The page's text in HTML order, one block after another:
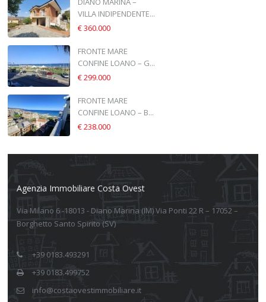
VILLA INDIPENDENTE...
€ 360.000
FRONTE MARE
CONFINE LOANO – G...
€ 299.000
FRONTE MARE
CONFINE LOANO – B...
€ 238.000
Agenzia Immobiliare Costa Ovest
Via Milano 6 -18013 - Diano Marina (IM) Via Ponti 22 R – 17052 –
Borghetto Santo Spirito (SV)
+39 0183.493291
+39 0183.499752
info@costaovestimmobiliare.it